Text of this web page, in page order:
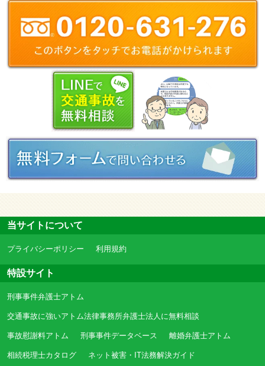
当サイトについて
プライバシーポリシー 利用規約
特設サイト
刑事事件弁護士アトム
交通事故に強いアトム法律事務所弁護士法人に無料相談
事故慰謝料アトム 刑事事件データベース 離婚弁護士アトム
相続税理士カタログ ネット被害・IT法務解決ガイド